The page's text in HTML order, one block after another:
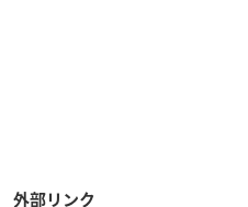
声優ユニット・イヤホンズやソ
外部リンク